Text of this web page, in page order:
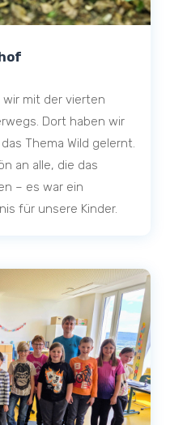
mit der vierten
Dort haben wir
Thema Wild gelernt.
an alle, die das
– es war ein
für unsere Kinder.